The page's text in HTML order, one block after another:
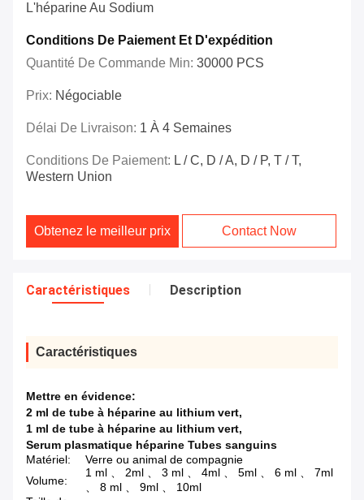
L'héparine Au Sodium
Conditions De Paiement Et D'expédition
Quantité De Commande Min: 30000 PCS
Prix: Négociable
Délai De Livraison: 1 À 4 Semaines
Conditions De Paiement: L / C, D / A, D / P, T / T,
Western Union
Obtenez le meilleur prix Contact Now
Caractéristiques Description
Caractéristiques
Mettre en évidence:
2 ml de tube à héparine au lithium vert,
1 ml de tube à héparine au lithium vert,
Serum plasmatique héparine Tubes sanguins
Matériel:
Verre ou animal de compagnie
Volume:
1 ml 、 2ml 、 3 ml 、 4ml 、 5ml 、 6 ml 、 7ml
、 8 ml 、 9ml 、 10ml